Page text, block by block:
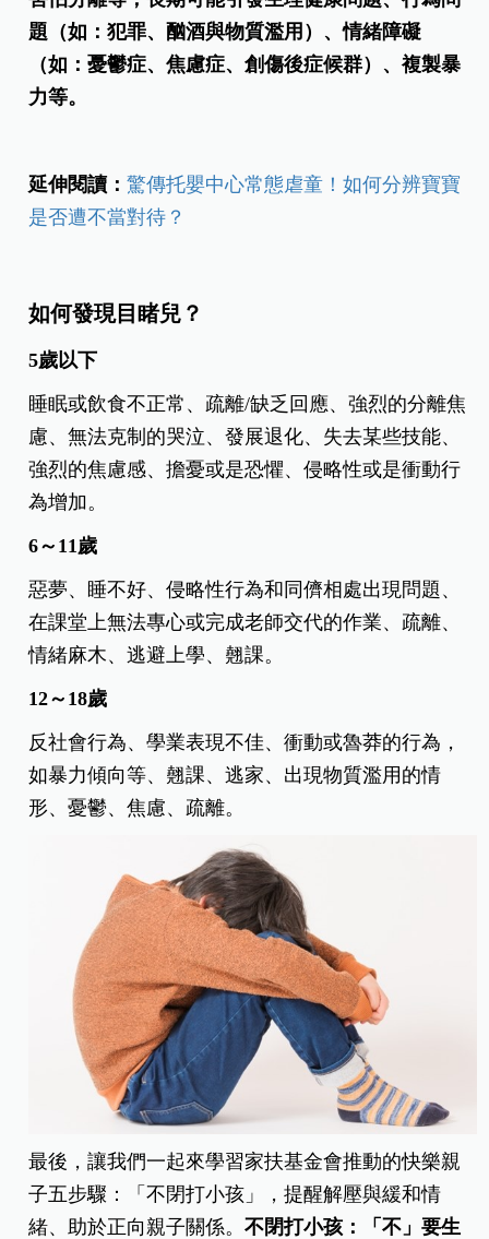
題（如：犯罪、酗酒與物質濫用）、情緒障礙
（如：憂鬱症、焦慮症、創傷後症候群）、複製暴
力等。
延伸閱讀：驚傳托嬰中心常態虐童！如何分辨寶寶
是否遭不當對待？
如何發現目睹兒？
5歲以下
睡眠或飲食不正常、疏離/缺乏回應、強烈的分離焦
慮、無法克制的哭泣、發展退化、失去某些技能、
強烈的焦慮感、擔憂或是恐懼、侵略性或是衝動行
為增加。
6～11歲
惡夢、睡不好、侵略性行為和同儕相處出現問題、
在課堂上無法專心或完成老師交代的作業、疏離、
情緒麻木、逃避上學、翹課。
12～18歲
反社會行為、學業表現不佳、衝動或魯莽的行為，
如暴力傾向等、翹課、逃家、出現物質濫用的情
形、憂鬱、焦慮、疏離。
最後，讓我們一起來學習家扶基金會推動的快樂親
子五步驟：「不閉打小孩」，提醒解壓與緩和情
緒、助於正向親子關係。不閉打小孩：「不」要生